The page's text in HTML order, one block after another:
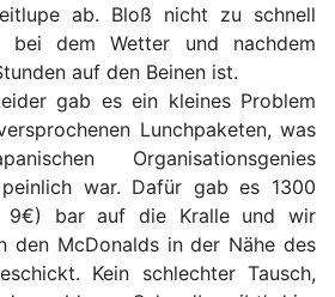
ab. Bloß nicht zu schnell
bei dem Wetter und nachdem
auf den Beinen ist.
gab es ein kleines Problem
Lunchpaketen, was
Organisationsgenies
war. Dafür gab es 1300
9€) bar auf die Kralle und wir
den McDonalds in der Nähe des
Kein schlechter Tausch,